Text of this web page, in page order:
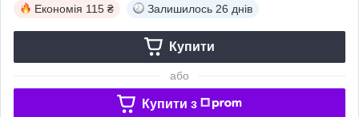
Економія 115 ₴ Залишилось 26 днів
Купити
або
Купити з